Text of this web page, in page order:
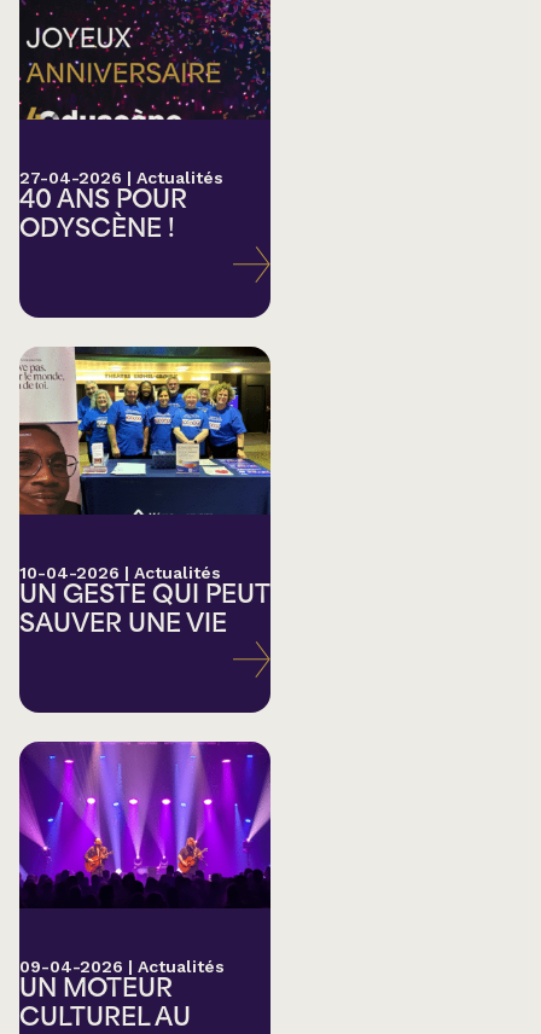
27-04-2026 | Actualités
40 ANS POUR
ODYSCÈNE !
10-04-2026 | Actualités
UN GESTE QUI PEUT
SAUVER UNE VIE
09-04-2026 | Actualités
UN MOTEUR
CULTUREL AU